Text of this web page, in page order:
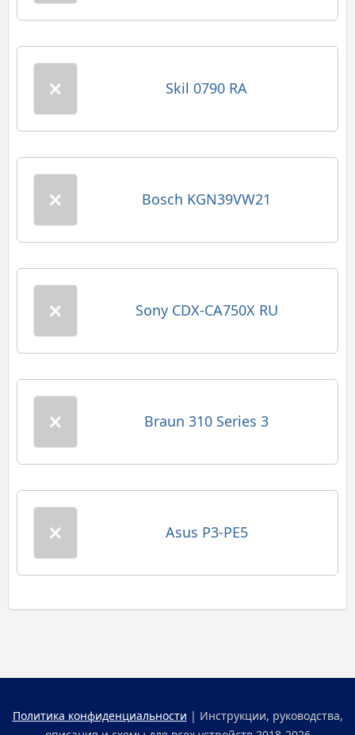
Skil 0790 RA
Bosch KGN39VW21
Sony CDX-CA750X RU
Braun 310 Series 3
Asus P3-PE5
Политика конфиденциальности | Инструкции, руководства,